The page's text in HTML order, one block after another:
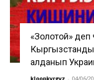
«Золотой»
алданып
kloopkyrgyz - 04/06/